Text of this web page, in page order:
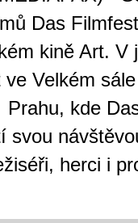
Das
kině Art. V
Velkém
kde
svou
herci i
Brno je
zajímavé
restaurace,
kde si
hry. V
nabídku her
pro pravidelné